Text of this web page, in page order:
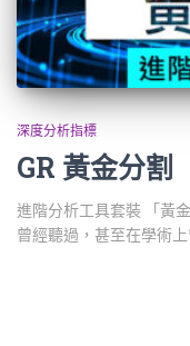
深度分析指標
GR 黃金分割
進階分析工具套裝 「黃
曾經聽過，甚至在學術